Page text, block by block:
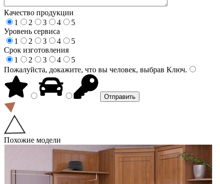
Качество продукции
1
2 3 4
5
Уровень сервиса
1
2 3 4
5
Срок изготовления
1
2 3 4
5
Пожалуйста, докажите, что вы человек, выбрав Ключ.
Похожие модели